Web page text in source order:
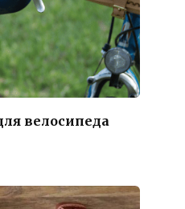
велосипеда